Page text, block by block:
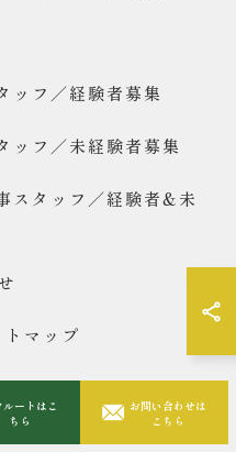
ルートはこ
ちら
お問い合わせは
こちら
ッフ／経験者募集
ッフ／未経験者募集
スタッフ／経験者&未
トマップ
ALL RIGHTS